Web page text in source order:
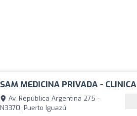
SAM MEDICINA PRIVADA - CLINICA
Av. República Argentina 275 -
N3370, Puerto Iguazú